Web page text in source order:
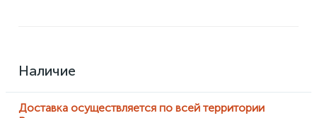
Наличие
Доставка осуществляется по всей территории